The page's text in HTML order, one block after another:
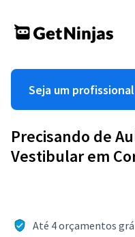
Seja um profissional
Precisando de
Vestibular em
Até 4 orçamentos